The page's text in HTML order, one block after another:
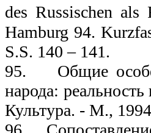
des Russischen
Hamburg 94.
S.S. 140 – 141.
95. Общие
народа:
Культура. - М.,